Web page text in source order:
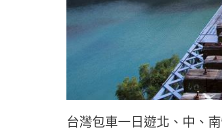
台灣包車一日遊北、中、